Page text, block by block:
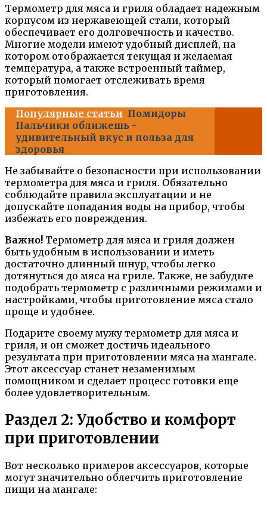
Термометр для мяса и гриля обладает надежным
корпусом из нержавеющей стали, который
обеспечивает его долговечность и качество.
Многие модели имеют удобный дисплей, на
котором отображается текущая и желаемая
температура, а также встроенный таймер,
который помогает отслеживать время
приготовления.
Популярные статьи Помидоры
Пальчики оближешь -
удивительный вкус и польза для
здоровья
Не забывайте о безопасности при использовании
термометра для мяса и гриля. Обязательно
соблюдайте правила эксплуатации и не
допускайте попадания воды на прибор, чтобы
избежать его повреждения.
Важно! Термометр для мяса и гриля должен
быть удобным в использовании и иметь
достаточно длинный шнур, чтобы легко
дотянуться до мяса на гриле. Также, не забудьте
подобрать термометр с различными режимами и
настройками, чтобы приготовление мяса стало
проще и удобнее.
Подарите своему мужу термометр для мяса и
гриля, и он сможет достичь идеального
результата при приготовлении мяса на мангале.
Этот аксессуар станет незаменимым
помощником и сделает процесс готовки еще
более удовлетворительным.
Раздел 2: Удобство и комфорт
при приготовлении
Вот несколько примеров аксессуаров, которые
могут значительно облегчить приготовление
пищи на мангале: